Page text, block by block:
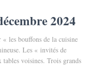
2024
« les bouffons de la cuisine
Les « invités de
voisines. Trois grands